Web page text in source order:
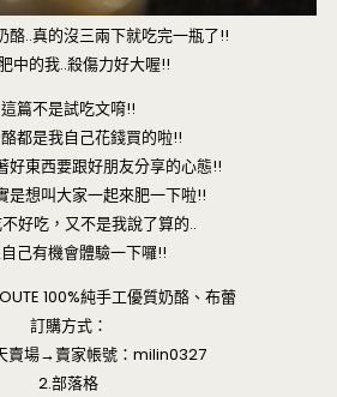
酪..真的沒三兩下就吃完一瓶了!!
中的我..殺傷力好大喔!!
這篇不是試吃文唷!!
都是我自己花錢買的啦!!
好東西要跟好朋友分享的心態!!
是想叫大家一起來肥一下啦!!
好吃，又不是我說了算的..
己有機會體驗一下囉!!
100%純手工優質奶酪、布蕾
訂購方式：
賣場→賣家帳號：milin0327
2.部落格